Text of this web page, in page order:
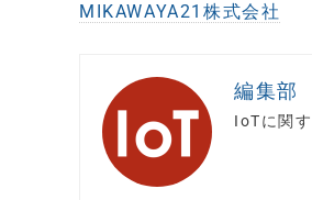
MIKAWAYA21株式会社
編集部
IoTに関